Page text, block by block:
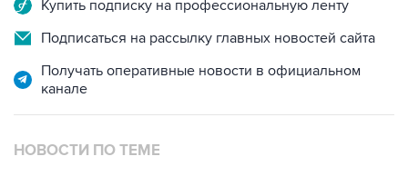
Купить подписку на профессиональную ленту
Подписаться на рассылку главных новостей сайта
Получать оперативные новости в официальном
канале
НОВОСТИ ПО ТЕМЕ